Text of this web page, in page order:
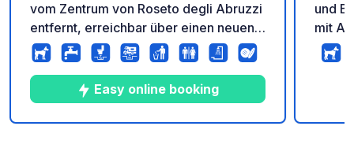
vom Zentrum von Roseto degli Abruzzi
entfernt, erreichbar über einen neuen
Rad- und Fußweg. Neben Stellplätzen
(3 oder 6 Ampere) auf ebenem,
grasbewachsenem Gelände für Ihr Zelt,
Ihren Wohnwagen oder Ihr Wohnmobil
bieten wir auch charmante Mobilheime.
Easy online booking
und
mit
Olivenöl